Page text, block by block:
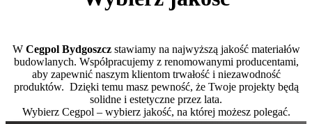
W Cegpol Bydgoszczstawiamy na najwyższą jakość materiałów
budowlanych. Współpracujemy z renomowanymi producentami,
aby zapewnić naszym klientom trwałość i niezawodność
produktów. Dzięki temu masz pewność, że Twoje projekty będą
solidne i estetyczne przez lata.
Wybierz Cegpol – wybierz jakość, na której możesz polegać.